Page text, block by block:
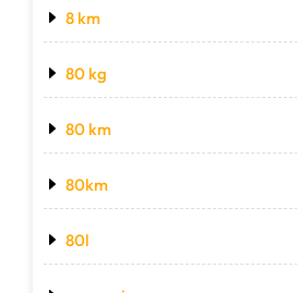
8 km
80 kg
80 km
80km
80l